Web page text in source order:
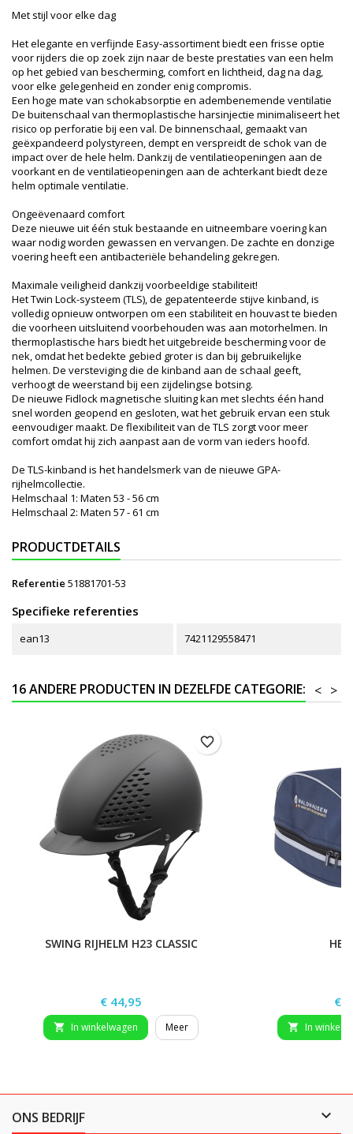
Met stijl voor elke dag
Het elegante en verfijnde Easy-assortiment biedt een frisse optie
voor rijders die op zoek zijn naar de beste prestaties van een helm
op het gebied van bescherming, comfort en lichtheid, dag na dag,
voor elke gelegenheid en zonder enig compromis.
Een hoge mate van schokabsorptie en adembenemende ventilatie
De buitenschaal van thermoplastische harsinjectie minimaliseert het
risico op perforatie bij een val. De binnenschaal, gemaakt van
geëxpandeerd polystyreen, dempt en verspreidt de schok van de
impact over de hele helm. Dankzij de ventilatieopeningen aan de
voorkant en de ventilatieopeningen aan de achterkant biedt deze
helm optimale ventilatie.
Ongeëvenaard comfort
Deze nieuwe uit één stuk bestaande en uitneembare voering kan
waar nodig worden gewassen en vervangen. De zachte en donzige
voering heeft een antibacteriële behandeling gekregen.
Maximale veiligheid dankzij voorbeeldige stabiliteit!
Het Twin Lock-systeem (TLS), de gepatenteerde stijve kinband, is
volledig opnieuw ontworpen om een ​​stabiliteit en houvast te bieden
die voorheen uitsluitend voorbehouden was aan motorhelmen. In
thermoplastische hars biedt het uitgebreide bescherming voor de
nek, omdat het bedekte gebied groter is dan bij gebruikelijke
helmen. De versteviging die de kinband aan de schaal geeft,
verhoogt de weerstand bij een zijdelingse botsing.
De nieuwe Fidlock magnetische sluiting kan met slechts één hand
snel worden geopend en gesloten, wat het gebruik ervan een stuk
eenvoudiger maakt. De flexibiliteit van de TLS zorgt voor meer
comfort omdat hij zich aanpast aan de vorm van ieders hoofd.
De TLS-kinband is het handelsmerk van de nieuwe GPA-
rijhelmcollectie.
Helmschaal 1: Maten 53 - 56 cm
Helmschaal 2: Maten 57 - 61 cm
PRODUCTDETAILS
Referentie 51881701-53
Specifieke referenties
ean13 7421129558471
16 ANDERE PRODUCTEN IN DEZELFDE CATEGORIE: >
<
SWING RIJHELM H23 CLASSIC
Prijs
€ 44,95
 In winkelwagen Meer
favorite_border
€
 In
ONS BEDRIJF 